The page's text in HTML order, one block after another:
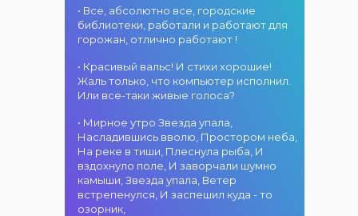
атмосфера!
участием детских
творческих
коллективов
бала»! Вас ждут
яркие
выступления
прекрасные
песни,
зажигательные
танцы и
праздничное
настроение!
областного
акимата
состоится
программа
ансамбля танца
«Карнавал»!
ансамбля —
Шамиль
Фахрутдинов. Вас
ждут зрелищные
хореографические
постановки, яркие
г. Костанай дом
культуры
В День города —
«MOVE &
DANCE»! 14
августа на
областного
акимата
состоится
праздничная DJ-
программа! Вас
ждут
г. Костанай дом
культуры
Костанай
завоевал Гран-
при
• Все, абсолютно все, городские
библиотеки, работали и работают для
горожан, отлично работают !
• Красивый вальс! И стихи хорошие!
Жаль только, что компьютер исполнил.
Или все-таки живые голоса?
• Мирное утро Звезда упала,
Насладившись вволю, Простором неба,
На реке в тиши, Плеснула рыба, И
вздохнуло поле, И заворчали шумно
камыши, Звезда упала, Ветер
встрепенулся, И заспешил куда - то
озорник,